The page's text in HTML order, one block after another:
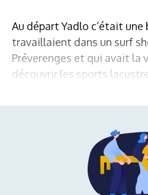
Au départ Yadlo c’était une
travaillaient dans un surf
Préverenges et qui avait la
découvrir les sports